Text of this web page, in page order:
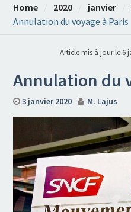
Home 2020 janvier
Annulation du voyage à Paris
Article mis à jour le 6
Annulation du
3 janvier 2020 M. Lajus